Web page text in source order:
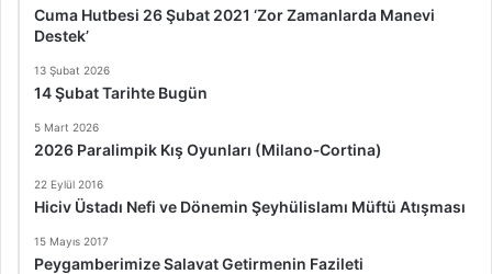
Cuma Hutbesi 26 Şubat 2021 ‘Zor Zamanlarda Manevi
Destek’
13 Şubat 2026
14 Şubat Tarihte Bugün
5 Mart 2026
2026 Paralimpik Kış Oyunları (Milano‑Cortina)
22 Eylül 2016
Hiciv Üstadı Nefi ve Dönemin Şeyhülislamı Müftü Atışması
15 Mayıs 2017
Peygamberimize Salavat Getirmenin Fazileti